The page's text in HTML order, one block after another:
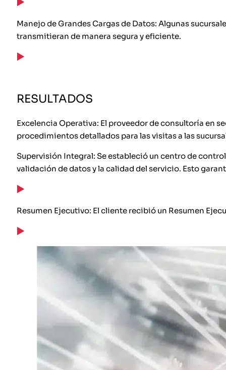
Manejo de Grandes Cargas de Datos: Algunas
transmitieran de manera segura y eficiente.
RESULTADOS
Excelencia Operativa: El proveedor de consultoría en
procedimientos detallados para las visitas a las
Supervisión Integral: Se estableció un centro de
validación de datos y la calidad del servicio. Esto
Resumen Ejecutivo: El cliente recibió un Resumen